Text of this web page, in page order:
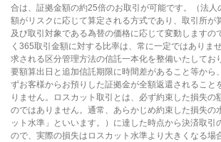
合は、証拠金額の約25倍のお取引が可能です。（法人
額がリスクに応じて算定される方式であり、取引所が
及び取引対象である為替の価格に応じて変動しますの
く365取引金額に対する比率は、常に一定ではありま
求される区分管理方法の信託一本化を整備いたしてお
要額算出日と追加信託期限に時間差があること等から
ずお客様からお預りした証拠金が全額返還されること
りません。ロスカット取引とは、必ず約束した損失の
のではありません。通常、あらかじめ約束した損失の
ット水準」といいます。）に達した時点から決済取引
ので、実際の損失はロスカット水準より大きくなる場